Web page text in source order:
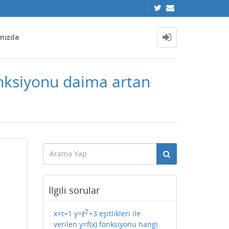
daima artan
İlgili sorular
x=t+1 y=t2
t2+3 eşitlikleri ile
verilen y=f(x) fonksiyonu hangi